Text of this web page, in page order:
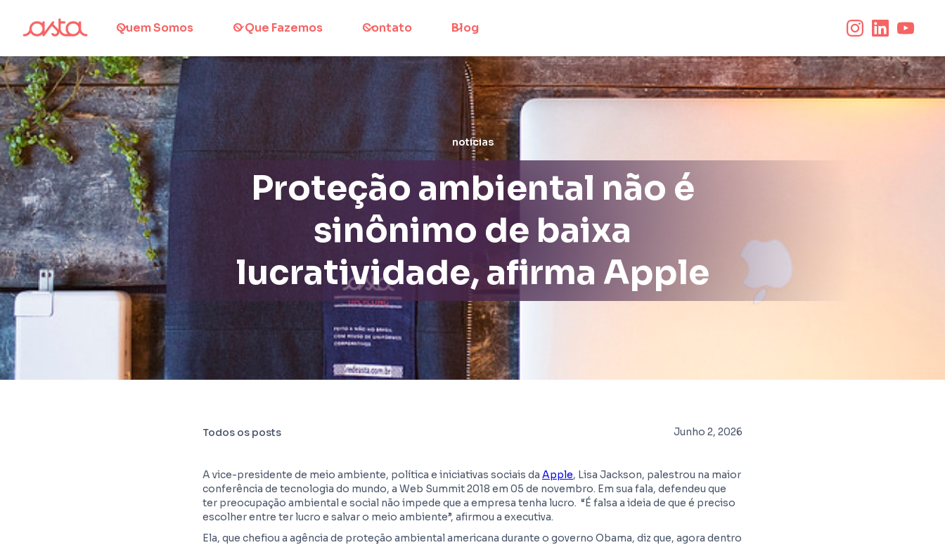
Quem Somos O Que Fazemos Contato Blog
noticias
Proteção ambiental não é
sinônimo de baixa
lucratividade, afirma Apple
Todos os posts Junho 2, 2026
A vice-presidente de meio ambiente, política e iniciativas sociais da Apple, Lisa Jackson, palestrou na maior
conferência de tecnologia do mundo, a Web Summit 2018 em 05 de novembro. Em sua fala, defendeu que
ter preocupação ambiental e social não impede que a empresa tenha lucro. “É falsa a ideia de que é preciso
escolher entre ter lucro e salvar o meio ambiente”, afirmou a executiva.
Ela, que chefiou a agência de proteção ambiental americana durante o governo Obama, diz que, agora dentro